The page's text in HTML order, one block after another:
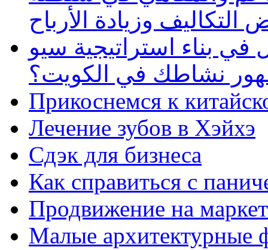
وزيادة الأرباح
بناء استراتيجية سيو
نشاطك في الكويت؟
Прикоснемся к
Лечение зубов в Хэйхэ
Сдэк для бизнеса
Как справиться с
Продвижение на
Малые архитектурные